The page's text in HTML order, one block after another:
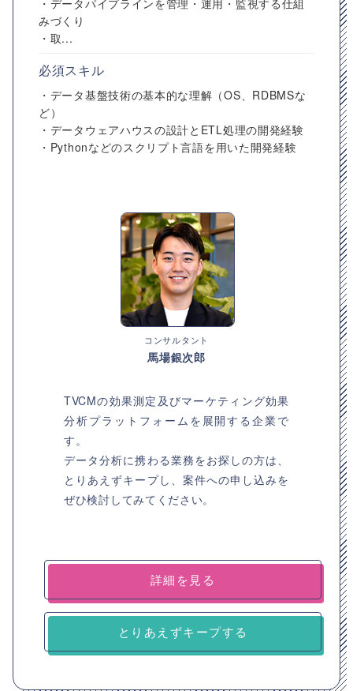
・データパイプラインを管理・運用・監視する仕組
みづくり
・取...
必須スキル
・データ基盤技術の基本的な理解（OS、RDBMSな
ど）
・データウェアハウスの設計とETL処理の開発経験
・Pythonなどのスクリプト言語を用いた開発経験
コンサルタント
馬場銀次郎
TVCMの効果測定及びマーケティング効果
分析プラットフォームを展開する企業で
す。
データ分析に携わる業務をお探しの方は、
とりあえずキープし、案件への申し込みを
ぜひ検討してみてください。
詳細を見る
とりあえずキープする